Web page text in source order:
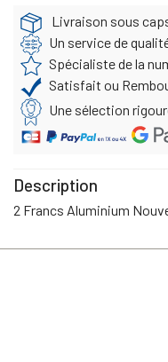
Livraison sous
Un service de
Spécialiste de la
Satisfait ou
Une sélection
Description
2 Francs Aluminium